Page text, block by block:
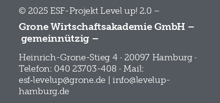
© 2025 ESF-Projekt Level up! 2.0 –
Grone Wirtschaftsakademie GmbH –
gemeinnützig –
Heinrich-Grone-Stieg 4 · 20097 Hamburg ·
Telefon: 040 23703-408 · Mail:
esf‑levelup@grone.de | info@levelup-
hamburg.de